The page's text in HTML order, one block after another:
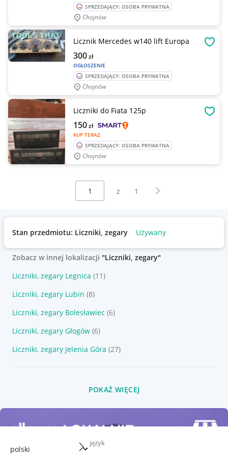
język
SPRZEDAJĄCY: OSOBA PRYWATNA
Chojnów
Licznik Mercedes w140 lift Europa
OGŁOSZENIE
300zł
SPRZEDAJĄCY: OSOBA PRYWATNA
Chojnów
Liczniki do Fiata 125p
KUP TERAZ
150zł
SPRZEDAJĄCY: OSOBA PRYWATNA
Chojnów
Wybierz stronę:
z 1 Następna strona
Stan przedmiotu: Liczniki, zegary Używany
Zobacz w innej lokalizacji "Liczniki, zegary"
Liczniki, zegary Legnica (11)
Liczniki, zegary Lubin (8)
Liczniki, zegary Bolesławiec (6)
Liczniki, zegary Głogów (6)
Liczniki, zegary Jelenia Góra (27)
POKAŻ WIĘCEJ